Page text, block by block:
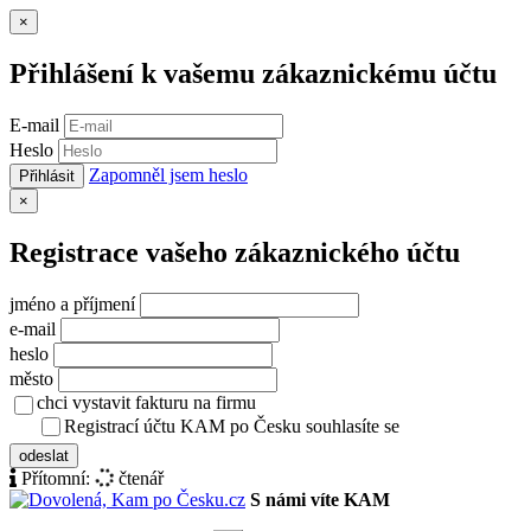
×
Přihlášení k vašemu zákaznickému účtu
E-mail
Heslo
Přihlásit Zapomněl jsem heslo
×
Registrace vašeho zákaznického účtu
jméno a příjmení
e-mail
heslo
město
chci vystavit fakturu na firmu
Registrací účtu KAM po Česku souhlasíte se
odeslat
Přítomní:
čtenář
S námi víte KAM